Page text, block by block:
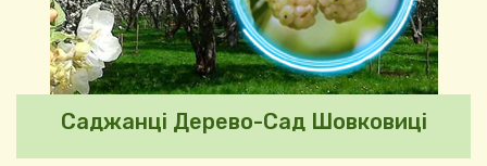
Саджанці Дерево-Сад Шовковиці